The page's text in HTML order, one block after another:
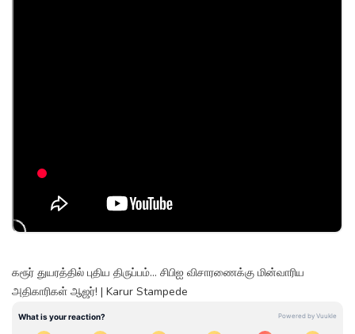
கரூர் துயரத்தில் புதிய திருப்பம்... சிபிஐ விசாரணைக்கு மின்வாரிய
அதிகாரிகள் ஆஜர்! | Karur Stampede